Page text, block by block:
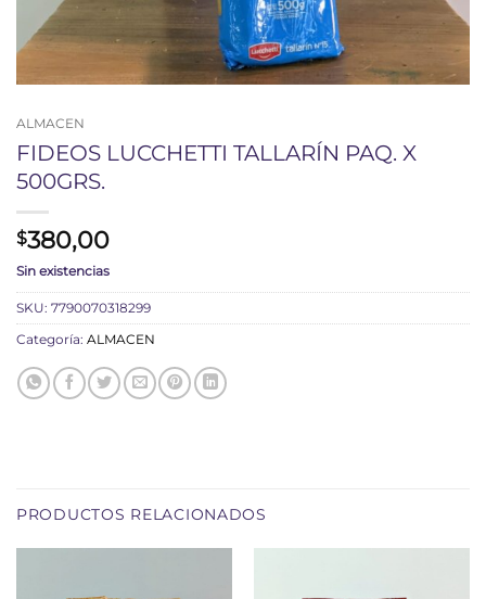
ALMACEN
FIDEOS LUCCHETTI TALLARÍN PAQ. X
500GRS.
$380,00
Sin existencias
SKU: 7790070318299
Categoría: ALMACEN
PRODUCTOS RELACIONADOS